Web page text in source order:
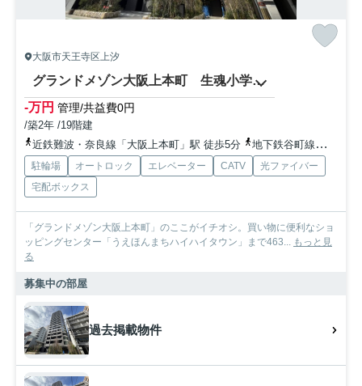
大阪市天王寺区上汐
グランドメゾン大阪上本町 生魂小学校区
-万円 管理/共益費0円
/築2年 /19階建
近鉄難波・奈良線「大阪上本町」駅 徒歩5分
地下鉄谷町線「谷町九丁目」駅 徒歩6分
駐輪場 オートロック エレベーター CATV
光ファイバー
宅配ボックス
「グランドメゾン大阪上本町」のここがイチオシ。買い物に便利なショ
ッピングセンター「うえほんまちハイハイタウン」まで463... もっと見
る
募集中の部屋
過去掲載物件